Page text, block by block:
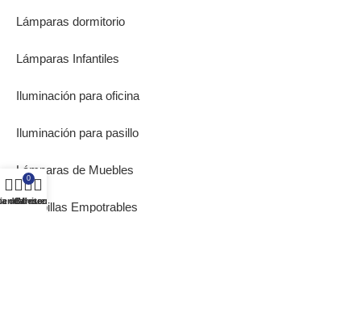
Lámparas dormitorio
Lámparas Infantiles
Iluminación para oficina
Iluminación para pasillo
Lámparas de Muebles
Bombillas Empotrables
de deseos
0
Carrito
Mi cuenta